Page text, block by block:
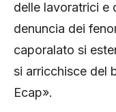
delle lavoratrici e
denuncia dei
caporalato si
si arricchisce del
Ecap».